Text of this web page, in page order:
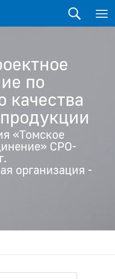
по
«Томское
СРО-
организация -